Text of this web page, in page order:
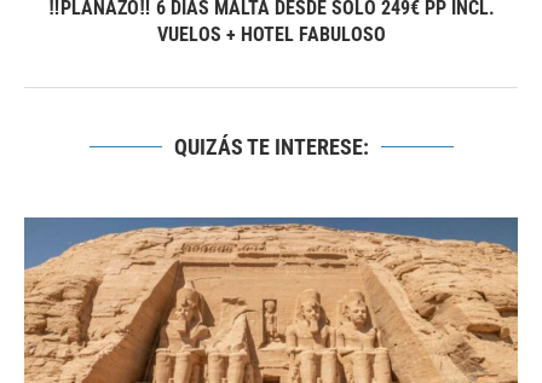
‼PLANAZO‼ 6 DÍAS MALTA DESDE SOLO 249€ PP INCL.
VUELOS + HOTEL FABULOSO
QUIZÁS TE INTERESE: